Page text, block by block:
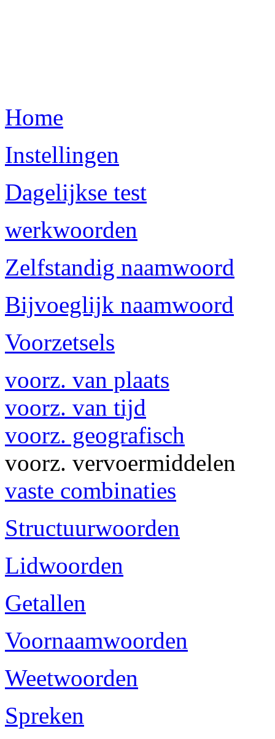
Home
Instellingen
Dagelijkse test
werkwoorden
Zelfstandig naamwoord
Bijvoeglijk naamwoord
Voorzetsels
voorz. van plaats
voorz. van tijd
voorz. geografisch
voorz. vervoermiddelen
vaste combinaties
Structuurwoorden
Lidwoorden
Getallen
Voornaamwoorden
Weetwoorden
Spreken